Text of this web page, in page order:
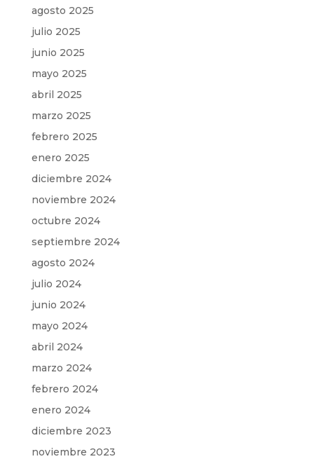
agosto 2025
julio 2025
junio 2025
mayo 2025
abril 2025
marzo 2025
febrero 2025
enero 2025
diciembre 2024
noviembre 2024
octubre 2024
septiembre 2024
agosto 2024
julio 2024
junio 2024
mayo 2024
abril 2024
marzo 2024
febrero 2024
enero 2024
diciembre 2023
noviembre 2023